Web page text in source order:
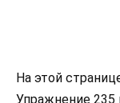
На этой
Упражнение 235